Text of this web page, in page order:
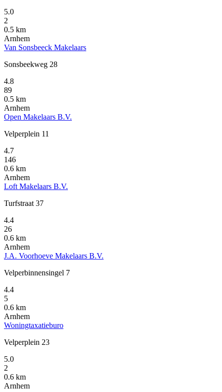
5.0
2
0.5 km
Arnhem
Van Sonsbeeck Makelaars
Sonsbeekweg 28
4.8
89
0.5 km
Arnhem
Open Makelaars B.V.
Velperplein 11
4.7
146
0.6 km
Arnhem
Loft Makelaars B.V.
Turfstraat 37
4.4
26
0.6 km
Arnhem
J.A. Voorhoeve Makelaars B.V.
Velperbinnensingel 7
4.4
5
0.6 km
Arnhem
Woningtaxatieburo
Velperplein 23
5.0
2
0.6 km
Arnhem